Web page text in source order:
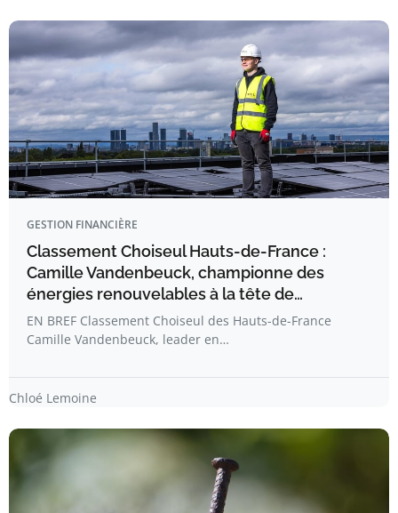
GESTION FINANCIÈRE
Classement Choiseul Hauts-de-France :
Camille Vandenbeuck, championne des
énergies renouvelables à la tête de…
EN BREF Classement Choiseul des Hauts-de-France
Camille Vandenbeuck, leader en…
Chloé Lemoine